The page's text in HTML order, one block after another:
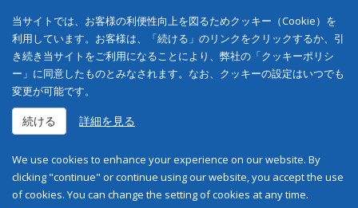
当サイトでは、お客様の利便性向上を図るためクッキー（Cookie）を
利用しています。お客様は、「続ける」のリンクをクリックするか、引
き続き当サイトをご利用になることにより、弊社の「クッキーポリシ
ー」に同意したものとみなされます。なお、クッキーの設定はいつでも
変更が可能です。
続ける 詳細を見る
We use cookies to enhance your experience on our website. By
clicking "continue" or continue using our website, you accept the use
of cookies. You can change the setting of cookies at any time.